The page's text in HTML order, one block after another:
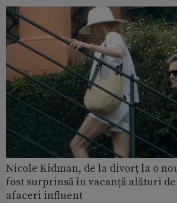
Nicole Kidman, de la divorț la o
fost surprinsă în vacanță alături de
afaceri influent